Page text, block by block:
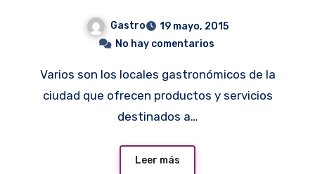
Gastro
19 mayo, 2015
No hay comentarios
Varios son los locales gastronómicos de la
ciudad que ofrecen productos y servicios
destinados a…
Leer más